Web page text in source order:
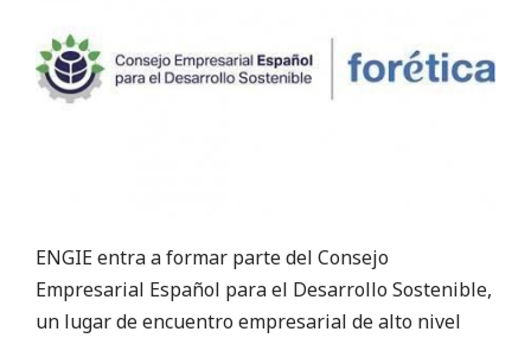
ENGIE entra a formar parte del Consejo
Empresarial Español para el Desarrollo Sostenible,
un lugar de encuentro empresarial de alto nivel